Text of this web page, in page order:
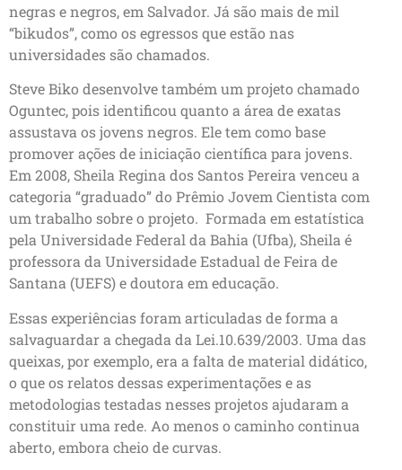
negras e negros, em Salvador. Já são mais de mil
“bikudos”, como os egressos que estão nas
universidades são chamados.
Steve Biko desenvolve também um projeto chamado
Oguntec, pois identificou quanto a área de exatas
assustava os jovens negros. Ele tem como base
promover ações de iniciação científica para jovens.
Em 2008, Sheila Regina dos Santos Pereira venceu a
categoria “graduado” do Prêmio Jovem Cientista com
um trabalho sobre o projeto. Formada em estatística
pela Universidade Federal da Bahia (Ufba), Sheila é
professora da Universidade Estadual de Feira de
Santana (UEFS) e doutora em educação.
Essas experiências foram articuladas de forma a
salvaguardar a chegada da Lei.10.639/2003. Uma das
queixas, por exemplo, era a falta de material didático,
o que os relatos dessas experimentações e as
metodologias testadas nesses projetos ajudaram a
constituir uma rede. Ao menos o caminho continua
aberto, embora cheio de curvas.